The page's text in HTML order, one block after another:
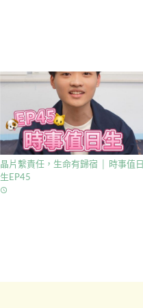
晶片繫責任，生命有歸宿 │ 時事值日
生EP45
access_time